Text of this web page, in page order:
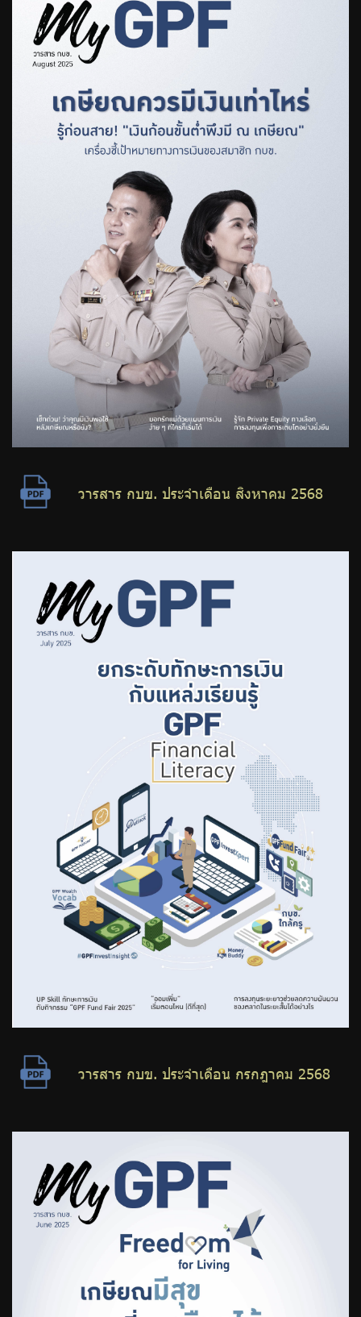
วารสาร กบข. ประจำเดือน สิงหาคม 2568
วารสาร กบข. ประจำเดือน กรกฎาคม 2568